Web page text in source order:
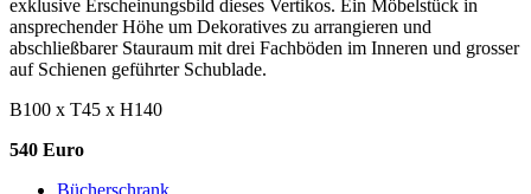
exklusive Erscheinungsbild dieses Vertikos. Ein Möbelstück in
ansprechender Höhe um Dekoratives zu arrangieren und
abschließbarer Stauraum mit drei Fachböden im Inneren und grosser
auf Schienen geführter Schublade.
B100 x T45 x H140
540 Euro
Bücherschrank